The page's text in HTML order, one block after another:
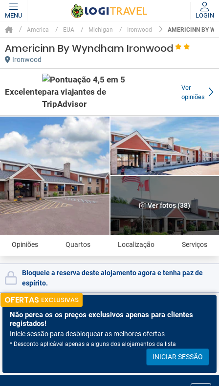
MENU LOGIN
America EUA Michigan Ironwood AMERICINN BY
Americinn By Wyndham Ironwood
Ironwood
Excelente
Ver
opiniões
Ver fotos (38)
Opiniões Quartos Localização Serviços
Bloqueie a reserva deste alojamento agora e tenha paz de
espírito.
OFERTAS EXCLUSIVAS
Não perca os os preços exclusivos apenas para clientes
registados!
Inicie sessão para desbloquear as melhores ofertas
* Desconto aplicável apenas a alguns dos alojamentos da lista
INICIAR SESSÃO